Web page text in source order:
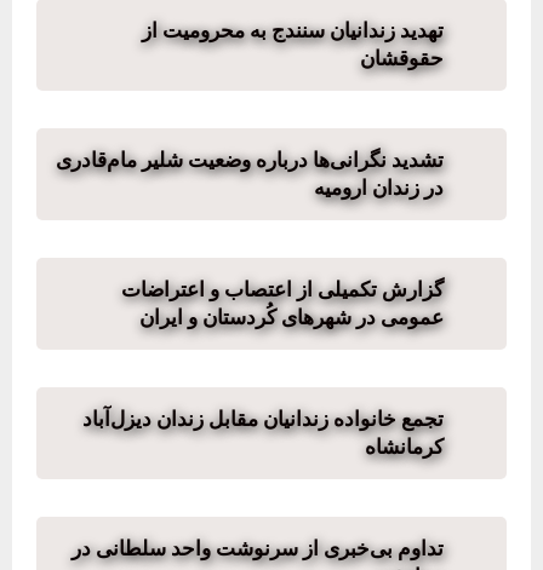
تهدید زندانیان سنندج به محرومیت از
حقوقشان
تشدید نگرانی‌ها درباره وضعیت شلیر مام‌قادری
در زندان ارومیه
گزارش تکمیلی از اعتصاب و اعتراضات
عمومی در شهرهای کُردستان و ایران
تجمع خانواده‌ زندانیان مقابل زندان دیزل‌آباد
کرمانشاه
تداوم بی‌خبری از سرنوشت واحد سلطانی در